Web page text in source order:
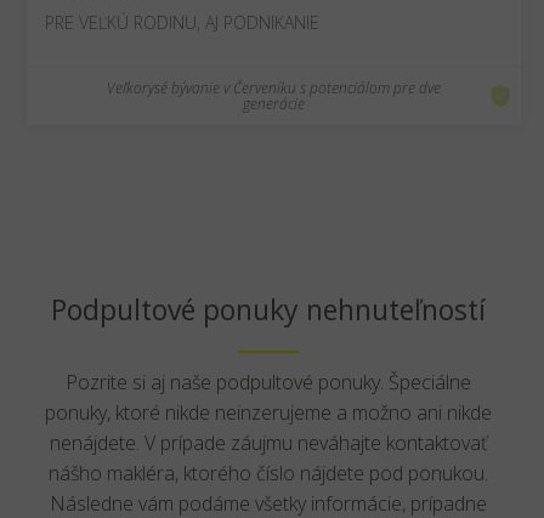
PRE VEĽKÚ RODINU, AJ PODNIKANIE
Veľkorysé bývanie v Červeníku s potenciálom pre dve
generácie
Podpultové ponuky nehnuteľností
Pozrite si aj naše podpultové ponuky. Špeciálne
ponuky, ktoré nikde neinzerujeme a možno ani nikde
nenájdete. V prípade záujmu neváhajte kontaktovať
nášho makléra, ktorého číslo nájdete pod ponukou.
Následne vám podáme všetky informácie, prípadne